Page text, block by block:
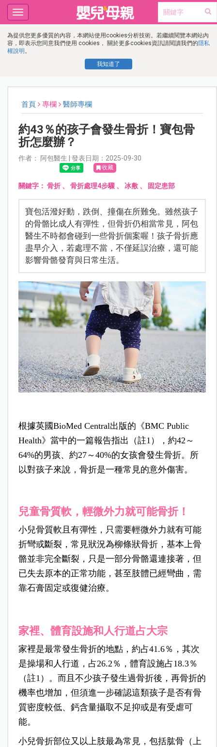
為提供您更多優質的內容，本網站使用cookies分析技術。若繼續閱覽本網站內
容，即表示您同意我們使用 cookies， 關於更多cookies資訊請閱讀我們的隱私
權說明 。
我知道了
Toggle
navigation
首頁 專欄 醫師專欄
約43％的孩子會發生骨折！寶包骨
折怎麼辦？
作者： 阿包醫生 | 發表日期：2025-09-30
收藏
關鍵字： 骨折、 骨折處理4步驟、 冰敷、 固定患部
寶包活潑好動，跌倒、撞傷在所難免。雖然孩子
的骨骼比成人有彈性，但骨折仍相當常見，阿包
醫生不時都會碰到一些骨折個案喔！孩子骨折應
盡早介入，若處理不當，不僅延誤治療，還可能
影響骨骼發育與日常生活。
根據英國BioMed Central出版的《BMC Public
Health》當中的一篇報告指出（註1），約42～
64%的男孩、約27～40%的女孩會發生骨折。所
以對孩子來說，骨折是一種常見的意外傷害。
兒童骨質軟，輕微外力就可能骨折！
小兒骨質軟且有彈性，只需要輕微外力就有可能
折彎或斷裂，常見狀況為柳條狀骨折，基本上骨
骼並非完全斷裂，只是一部分骨骼還連接著，但
已失去原本的正常功能，甚至肢體已經彎曲，需
靠石膏固定或復健治療。
家裡、體育設施和人行道占大宗
家裡是最常發生骨折的地點，約占41.6％，其次
是操場和人行道，占26.2％，體育設施占18.3％
（註1）。而且不少孩子發生過骨折後，再骨折的
機率也增加，但須進一步確認這類孩子是否有骨
質密度較低、鈣含量攝取不足抑或是有受虐可
能。
小兒骨折部位又以上肢最為常見，包括肱骨（上